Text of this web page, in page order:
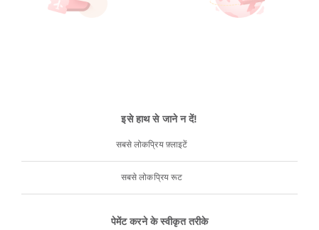
इसे हाथ से जाने न दें!
सबसे लोकप्रिय फ़्लाइटें
सबसे लोकप्रिय रूट
पेमेंट करने के स्वीकृत तरीके